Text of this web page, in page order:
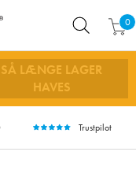
0
SÅ LÆNGE LAGER
HAVES
Trustpilot